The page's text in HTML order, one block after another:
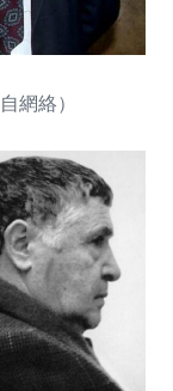
網絡）